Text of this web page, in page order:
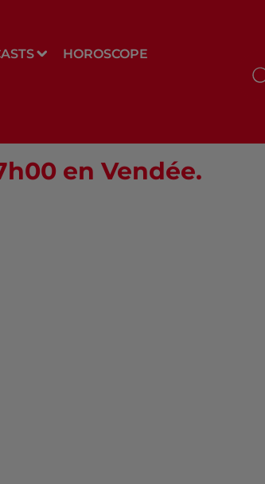
HOROSCOPE
en Vendée.